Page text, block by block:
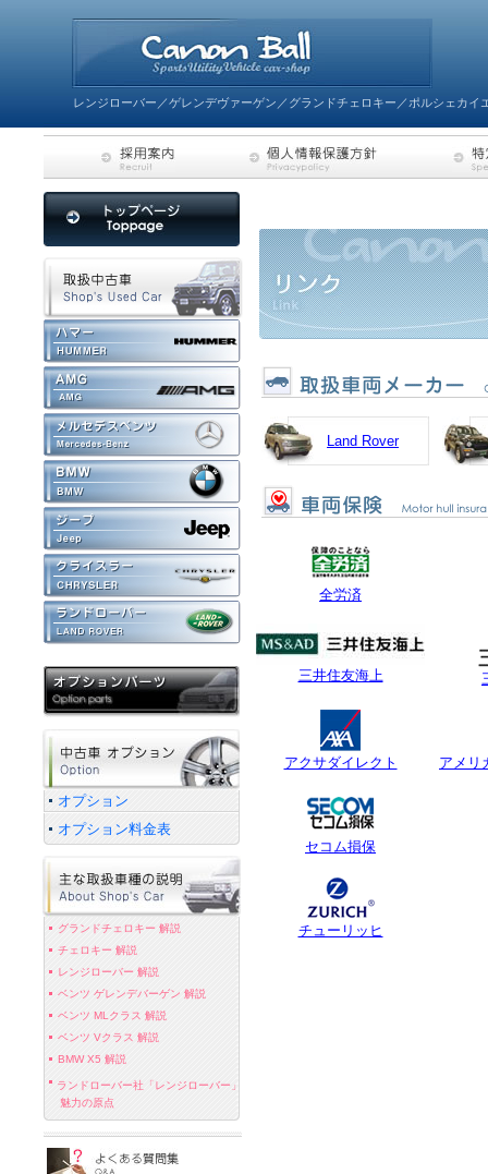
レンジローバー／ゲレンデヴァーゲン／グランドチェロキー／ポルシェカイ
Land Rover
全労済
三井住友海上
アクサダイレクト アメリ
セコム損保
チューリッヒ
オプション
オプション料金表
グランドチェロキー 解説
チェロキー 解説
レンジローバー 解説
ベンツ ゲレンデバーゲン 解説
ベンツ MLクラス 解説
ベンツ Vクラス 解説
BMW X5 解説
ランドローバー社「レンジローバー」
魅力の原点